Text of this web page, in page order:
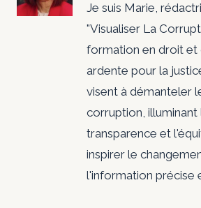
Je suis Marie,
"Visualiser La
formation en droit et
ardente pour la
visent à démanteler
corruption, illuminant
transparence et
inspirer le
l'information précise